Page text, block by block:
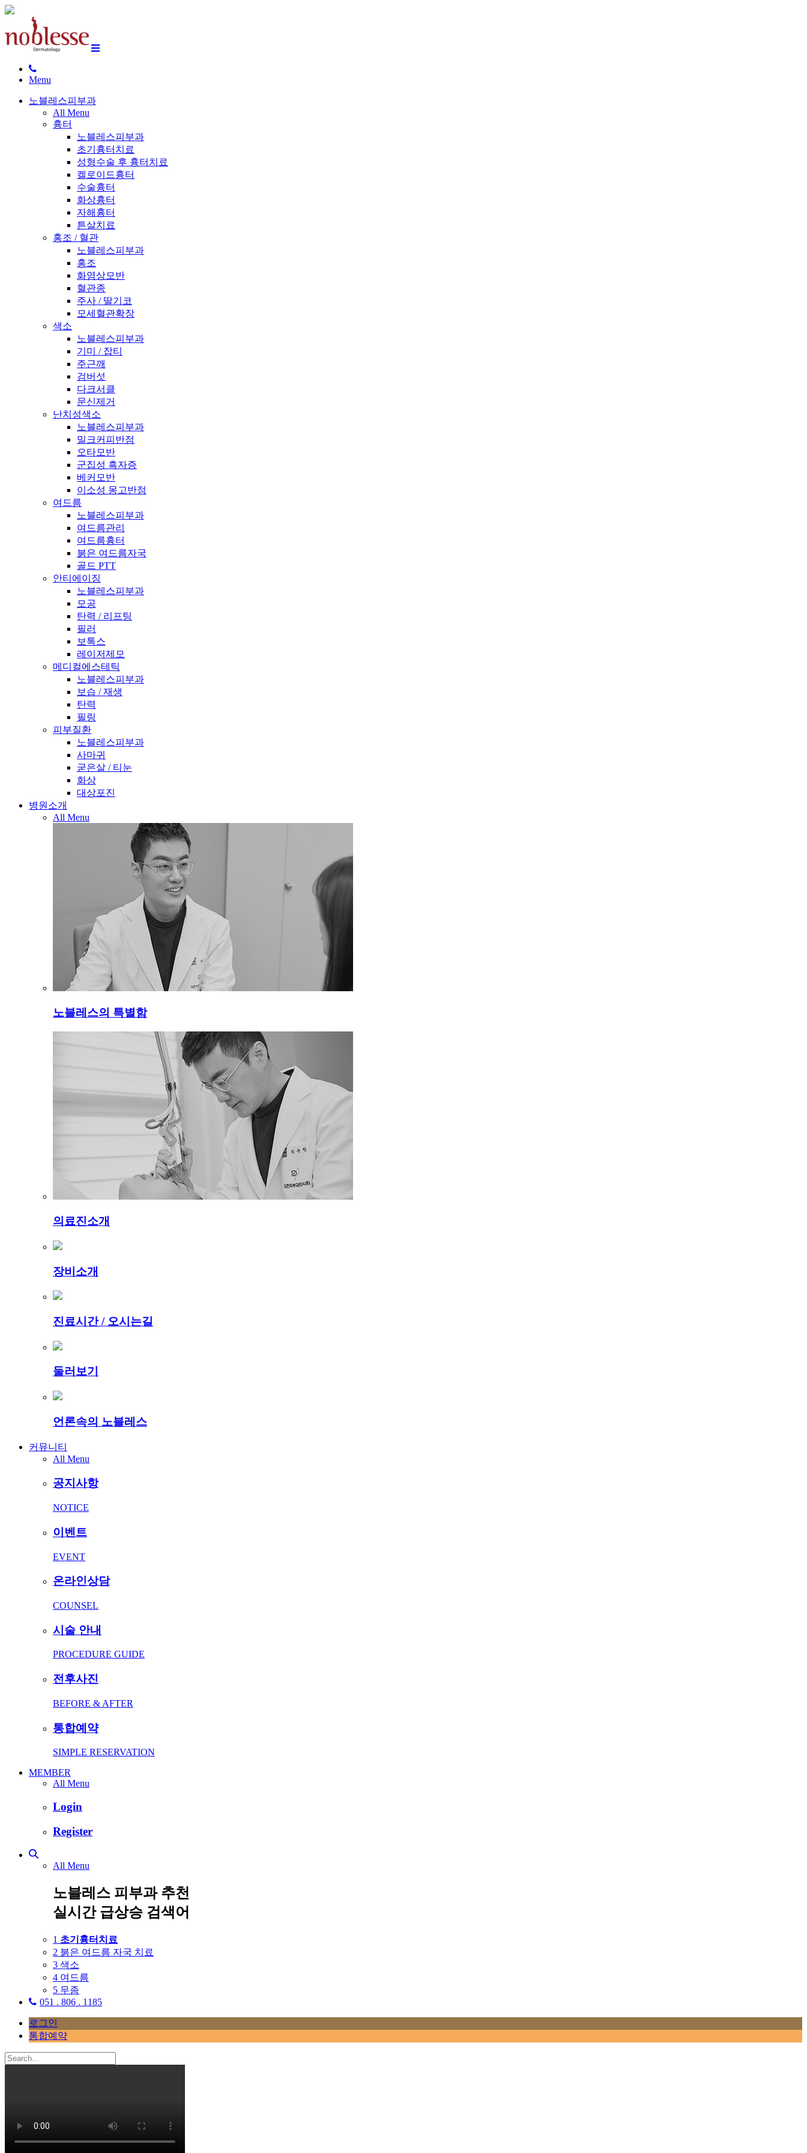
Menu
노블레스피부과
All Menu
흉터
노블레스피부과
초기흉터치료
성형수술 후 흉터치료
켈로이드흉터
수술흉터
화상흉터
자해흉터
튼살치료
홍조 / 혈관
노블레스피부과
홍조
화염상모반
혈관종
주사 / 딸기코
모세혈관확장
색소
노블레스피부과
기미 / 잡티
주근깨
검버섯
다크서클
문신제거
난치성색소
노블레스피부과
밀크커피반점
오타모반
군집성 흑자증
베커모반
이소성 몽고반점
여드름
노블레스피부과
여드름관리
여드름흉터
붉은 여드름자국
골드 PTT
안티에이징
노블레스피부과
모공
탄력 / 리프팅
필러
보톡스
레이저제모
메디컬에스테틱
노블레스피부과
보습 / 재생
탄력
필링
피부질환
노블레스피부과
사마귀
굳은살 / 티눈
화상
대상포진
병원소개
All Menu
노블레스의 특별함
의료진소개
장비소개
진료시간 / 오시는길
둘러보기
언론속의 노블레스
커뮤니티
All Menu
공지사항
NOTICE
이벤트
EVENT
온라인상담
COUNSEL
시술 안내
PROCEDURE GUIDE
전후사진
BEFORE & AFTER
통합예약
SIMPLE RESERVATION
MEMBER
All Menu
Login
Register
All Menu
노블레스 피부과 추천
실시간 급상승 검색어
1 초기흉터치료
2 붉은 여드름 자국 치료
3 색소
4 여드름
5 무좀
051 . 806 . 1185
로그인
통합예약